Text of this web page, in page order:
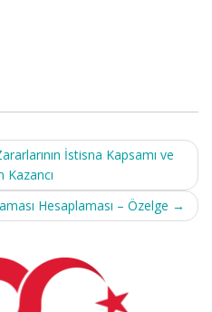
İstisna Kapsamı ve
Kazancı
Hesaplaması – Özelge →